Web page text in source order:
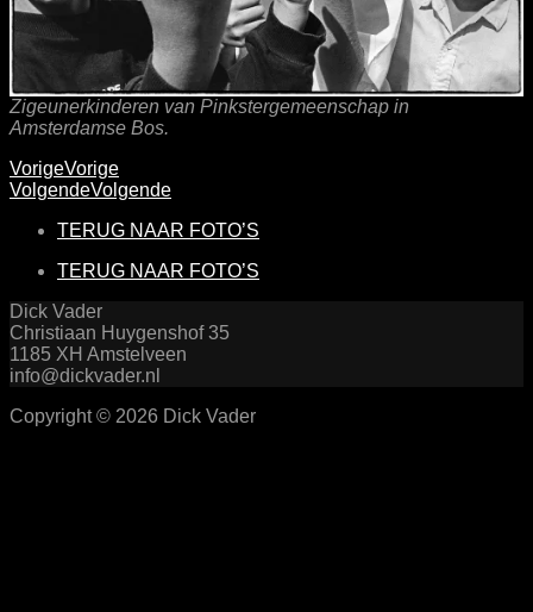
Zigeunerkinderen van Pinkstergemeenschap in
Amsterdamse Bos.
VorigeVorige
VolgendeVolgende
TERUG NAAR FOTO’S
TERUG NAAR FOTO’S
Dick Vader
Christiaan Huygenshof 35
1185 XH Amstelveen
info@dickvader.nl
Copyright © 2026 Dick Vader